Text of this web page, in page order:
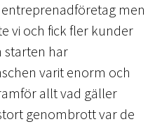
men
vi och fick fler kunder
starten har
varit enorm och
allt vad gäller
genombrott var de